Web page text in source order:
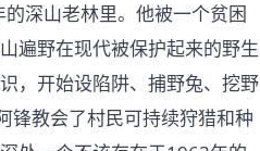
深山老林里。他被一个贫困
遍野在现代被保护起来的野生
，开始设陷阱、捕野兔、挖野
锋教会了村民可持续狩猎和种